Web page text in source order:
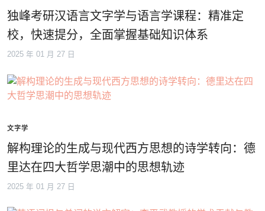
独峰考研汉语言文字学与语言学课程：精准定
校，快速提分，全面掌握基础知识体系
2025 年 01 月 27 日
文字学
解构理论的生成与现代西方思想的诗学转向：德
里达在四大哲学思潮中的思想轨迹
2025 年 01 月 27 日